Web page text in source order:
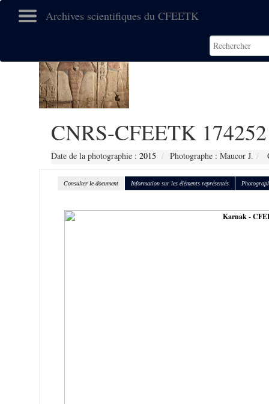
Archives scientifiques du CFEETK
CNRS-CFEETK 174252
Date de la photographie : 2015 Photographe : Maucor J.
Consulter le document Information sur les éléments représentés